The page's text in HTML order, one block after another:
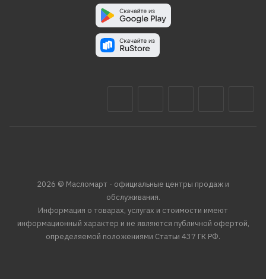
2026 © Масломарт - официальные центры продаж и
обслуживания.
Информация о товарах, услугах и стоимости имеют
информационный характер и не являются публичной офертой,
определяемой положениями Статьи 437 ГК РФ.